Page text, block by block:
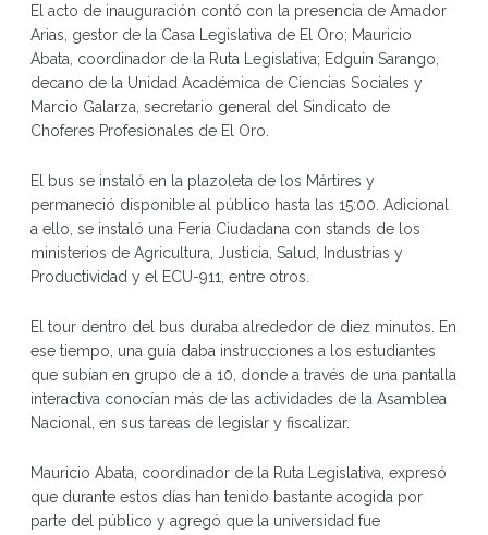
El acto de inauguración contó con la presencia de Amador
Arias, gestor de la Casa Legislativa de El Oro; Mauricio
Abata, coordinador de la Ruta Legislativa; Edguin Sarango,
decano de la Unidad Académica de Ciencias Sociales y
Marcio Galarza, secretario general del Sindicato de
Choferes Profesionales de El Oro.
El bus se instaló en la plazoleta de los Mártires y
permaneció disponible al público hasta las 15:00. Adicional
a ello, se instaló una Feria Ciudadana con stands de los
ministerios de Agricultura, Justicia, Salud, Industrias y
Productividad y el ECU-911, entre otros.
El tour dentro del bus duraba alrededor de diez minutos. En
ese tiempo, una guía daba instrucciones a los estudiantes
que subían en grupo de a 10, donde a través de una pantalla
interactiva conocían más de las actividades de la Asamblea
Nacional, en sus tareas de legislar y fiscalizar.
Mauricio Abata, coordinador de la Ruta Legislativa, expresó
que durante estos días han tenido bastante acogida por
parte del público y agregó que la universidad fue